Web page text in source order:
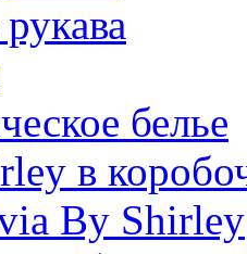
рукава
белье
в
By Shirley